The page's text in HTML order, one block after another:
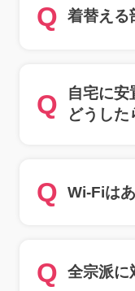
Q 着替える
Q
自宅に安
どうした
Q Wi-Fiは
Q 全宗派に